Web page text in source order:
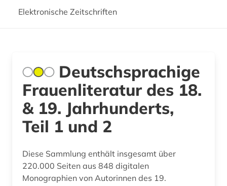
Elektronische Zeitschriften
Deutschsprachige
Frauenliteratur des 18.
& 19. Jahrhunderts,
Teil 1 und 2
Diese Sammlung enthält insgesamt über
220.000 Seiten aus 848 digitalen
Monographien von Autorinnen des 19.